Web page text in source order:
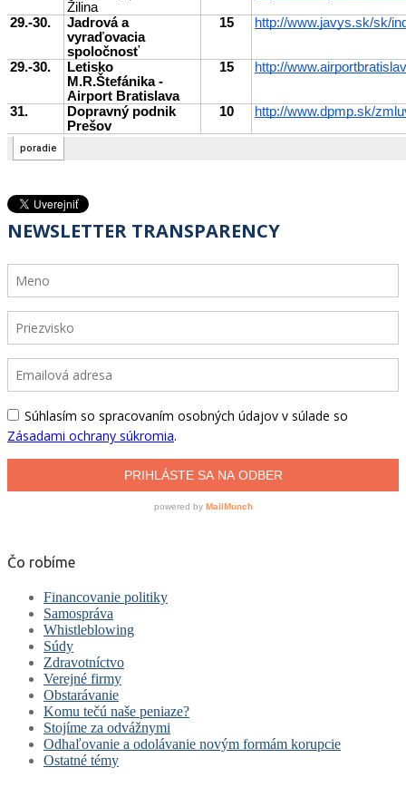
Čo robíme
Financovanie politiky
Samospráva
Whistleblowing
Súdy
Zdravotníctvo
Verejné firmy
Obstarávanie
Komu tečú naše peniaze?
Stojíme za odvážnymi
Odhaľovanie a odolávanie novým formám korupcie
Ostatné témy